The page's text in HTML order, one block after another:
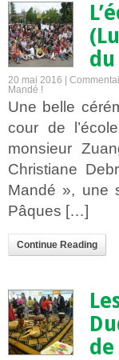
20 mai 2016 |
Mandé !
du
Une belle
cour de
monsieur
Christiane
Mandé », une
Pâques […]
Continue Reading